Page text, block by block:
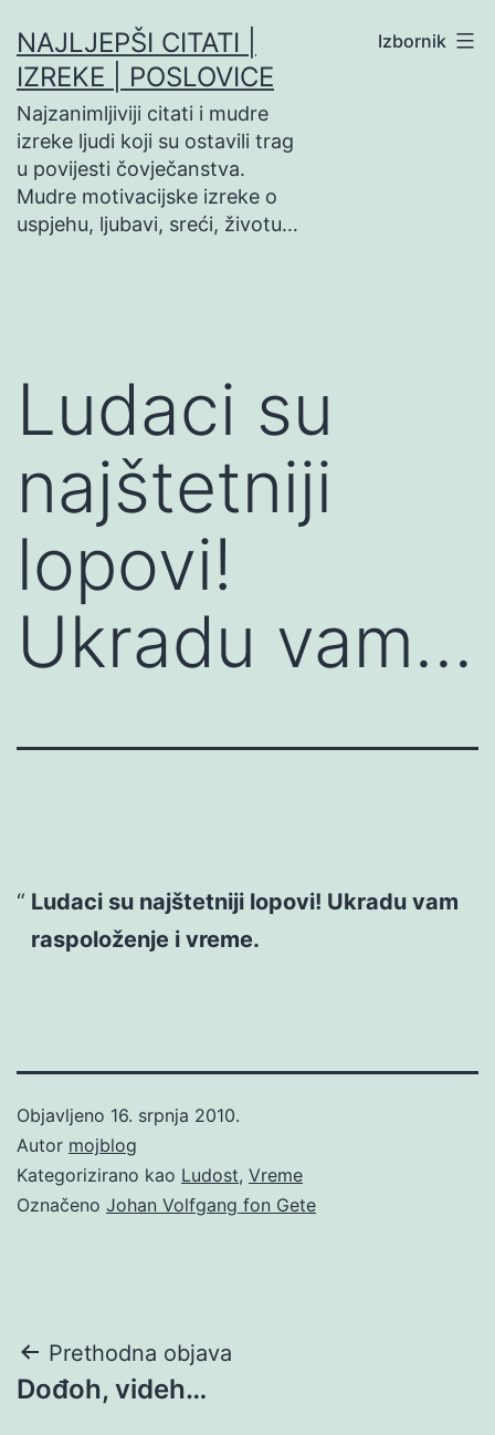
na
sadržaj
NAJLJEPŠI CITATI |
IZREKE | POSLOVICE
Najzanimljiviji citati i mudre
izreke ljudi koji su ostavili trag
u povijesti čovječanstva.
Mudre motivacijske izreke o
uspjehu, ljubavi, sreći, životu…
Izbornik
Ludaci su
najštetniji
lopovi!
Ukradu vam…
Ludaci su najštetniji lopovi! Ukradu vam
raspoloženje i vreme.
Objavljeno 16. srpnja 2010.
Autor mojblog
Kategorizirano kao Ludost, Vreme
Označeno Johan Volfgang fon Gete
Navigacija
objava
Prethodna objava
Dođoh, videh…